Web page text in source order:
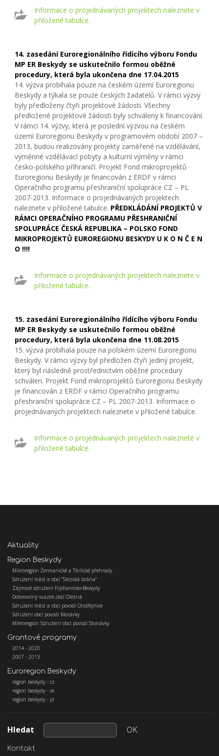
Informace o projednávaných projektech naleznete v
přiložené tabulce.
14. zasedání Euroregionálního řídícího výboru Fondu
MP ER Beskydy se uskutečnilo formou oběžné
procedury, která byla ukončena dne 17.04.2015
14. výzva probíhala pouze na českém území Euroregionu
Beskydy a týkala se pouze českých žadatelů. V rámci výzvy
byly předloženy čtyři projektové žádosti. Všechny
předložené projektové žádosti byly schváleny k financování.
V rámci 14. výzvy, která je poslední výzvou na českém
území Euroregionu Beskydy v programovém období 2007 –
2013, budou realizovány projekty zaměřené na vzdělávání,
výměnné vzdělávací pobyty a kulturní výměny v rámci
česko-polského příhraničí. Projekt Fond mikroprojektů
Euroregionu Beskydy je financován z ERDF v rámci
Operačního programu přeshraniční spolupráce CZ – PL
2007-2013. Informace o projednávaných projektech
naleznete v přiložené tabulce. PŘEDKLÁDÁNÍ PROJEKTŮ V
RÁMCI OPERAČNÍHO PROGRAMU PŘESHRANIČNÍ
SPOLUPRÁCE ČESKÁ REPUBLIKA – POLSKO FOND
MIKROPROJEKTŮ EUROREGIONU BESKYDY U K O N Č E N
O !!!!
Informace o projednávaných projektech naleznete v
přiložené tabulce.
15. zasedání Euroregionálního řídícího výboru Fondu
MP ER Beskydy se uskutečnilo formou oběžné
procedury, která byla ukončena dne 11.08.2015
15. výzva probíhala pouze na polském území Euroregionu
Beskydy. V rámci výzvy byl předložen čtyři jediný projekt,
který byl následně prostřednictvím oběžné procedury
schválen. Projekt Fond mikroprojektů Euroregionu Beskydy
je financován z ERDF v rámci Operačního programu
přeshraniční spolupráce CZ – PL 2007-2013. Informace o
projednávaných projektech naleznete v přiložené tabulce.
Informace o projednávaných projektech naleznete v
přiložené tabulce.
Aktuality
Region Beskydy
Mikroregion Žermanické a Těrlické přehrady
Sdružení měst a obcí "Slezská brána"
Zájmové sdružení Frýdlantsko-Beskydy
Dobrovolný svazek obcí Olešná
Sdružení měst a obcí povodí Ondřejnice
Sdružení obcí povodí Morávky
Mikroregion Sdružení obcí povodí Stonávky
Grantové programy
2014 - 2020
2007 - 2013
Euroregion Beskydy
region beskydy - cz
region beskydy - sk
region beskydy - pl
Hledat OK
Kontakt